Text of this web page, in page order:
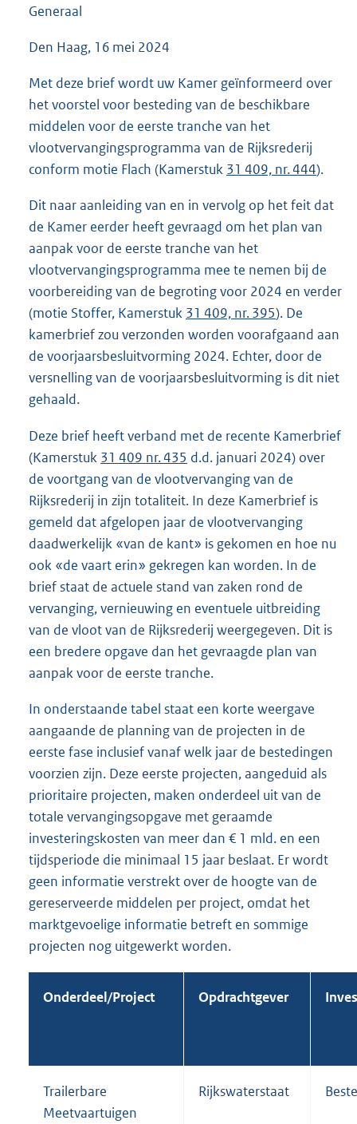
Generaal
Den Haag, 16 mei 2024
Met deze brief wordt uw Kamer geïnformeerd over
het voorstel voor besteding van de beschikbare
middelen voor de eerste tranche van het
vlootvervangingsprogramma van de Rijksrederij
conform motie Flach (Kamerstuk 31 409, nr. 444).
Dit naar aanleiding van en in vervolg op het feit dat
de Kamer eerder heeft gevraagd om het plan van
aanpak voor de eerste tranche van het
vlootvervangingsprogramma mee te nemen bij de
voorbereiding van de begroting voor 2024 en verder
(motie Stoffer, Kamerstuk 31 409, nr. 395). De
kamerbrief zou verzonden worden voorafgaand aan
de voorjaarsbesluitvorming 2024. Echter, door de
versnelling van de voorjaarsbesluitvorming is dit niet
gehaald.
Deze brief heeft verband met de recente Kamerbrief
(Kamerstuk 31 409 nr. 435 d.d. januari 2024) over
de voortgang van de vlootvervanging van de
Rijksrederij in zijn totaliteit. In deze Kamerbrief is
gemeld dat afgelopen jaar de vlootvervanging
daadwerkelijk «van de kant» is gekomen en hoe nu
ook «de vaart erin» gekregen kan worden. In de
brief staat de actuele stand van zaken rond de
vervanging, vernieuwing en eventuele uitbreiding
van de vloot van de Rijksrederij weergegeven. Dit is
een bredere opgave dan het gevraagde plan van
aanpak voor de eerste tranche.
In onderstaande tabel staat een korte weergave
aangaande de planning van de projecten in de
eerste fase inclusief vanaf welk jaar de bestedingen
voorzien zijn. Deze eerste projecten, aangeduid als
prioritaire projecten, maken onderdeel uit van de
totale vervangingsopgave met geraamde
investeringskosten van meer dan € 1 mld. en een
tijdsperiode die minimaal 15 jaar beslaat. Er wordt
geen informatie verstrekt over de hoogte van de
gereserveerde middelen per project, omdat het
marktgevoelige informatie betreft en sommige
projecten nog uitgewerkt worden.
Onderdeel/Project Opdrachtgever
Trailerbare
Meetvaartuigen
Rijkswaterstaat